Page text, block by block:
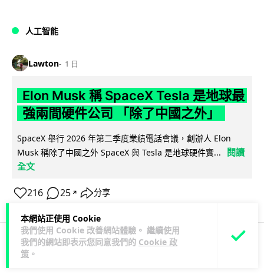
本網站正使用 Cookie
我們使用 Cookie 改善網站體驗。 繼續使用
我們的網站即表示您同意我們的 Cookie 政
策 。
人工智能
Lawton 1 日
Elon Musk 稱 SpaceX Tesla 是地球最
強兩間硬件公司 「除了中國之外」
SpaceX 舉行 2026 年第二季度業績電話會議，創辦人 Elon
Musk 稱除了中國之外 SpaceX 與 Tesla 是地球硬件實...
閱讀
全文
216 25 ↗ 分享
科技娛樂